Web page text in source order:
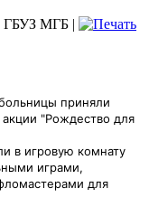
ГБУЗ МГБ |
приняли
акции "Рождество для
в игровую комнату
играми,
для